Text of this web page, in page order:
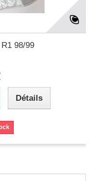
98/99
Détails